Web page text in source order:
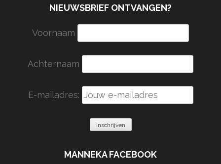
NIEUWSBRIEF ONTVANGEN?
Voornaam
Achternaam
E-mailadres:
MANNEKA FACEBOOK